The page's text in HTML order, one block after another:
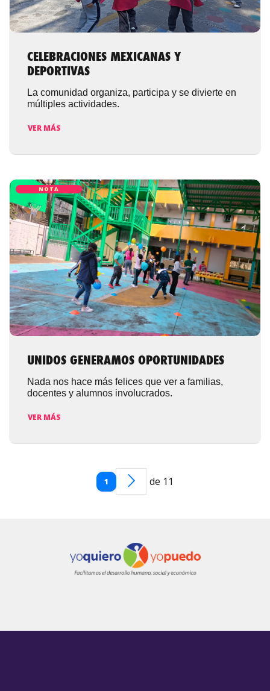
CELEBRACIONES MEXICANAS Y
DEPORTIVAS
La comunidad organiza, participa y se divierte en
múltiples actividades.
VER MÁS
NOTA
UNIDOS GENERAMOS OPORTUNIDADES
Nada nos hace más felices que ver a familias,
docentes y alumnos involucrados.
VER MÁS
1 de 11